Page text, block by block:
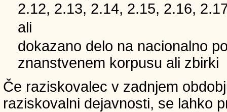
2.12, 2.13, 2.14, 2.15, 2.16,
ali
dokazano delo na nacionalno
znanstvenem korpusu ali zbirki
Če raziskovalec v zadnjem
raziskovalni dejavnosti, se lahko